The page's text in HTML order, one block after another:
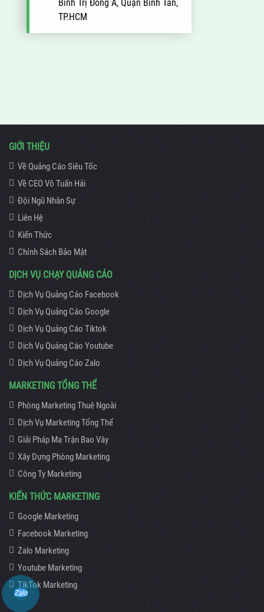
Bình Trị Đông A, Quận Bình Tân,
TP.HCM
GIỚI THIỆU
Về Quảng Cáo Siêu Tốc
Về CEO Võ Tuấn Hải
Đội Ngũ Nhân Sự
Liên Hệ
Kiến Thức
Chính Sách Bảo Mật
DỊCH VỤ CHẠY QUẢNG CÁO
Dịch Vụ Quảng Cáo Facebook
Dịch Vụ Quảng Cáo Google
Dịch Vụ Quảng Cáo Tiktok
Dịch Vụ Quảng Cáo Youtube
Dịch Vụ Quảng Cáo Zalo
MARKETING TỔNG THỂ
Phòng Marketing Thuê Ngoài
Dịch Vụ Marketing Tổng Thể
Giải Pháp Ma Trận Bao Vây
Xây Dựng Phòng Marketing
Công Ty Marketing
KIẾN THỨC MARKETING
Google Marketing
Facebook Marketing
Zalo Marketing
Youtube Marketing
TikTok Marketing
Zalo